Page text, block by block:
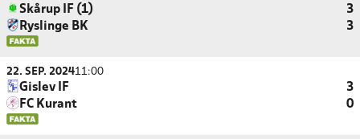
Skårup IF (1)
3
Ryslinge BK
3
22. SEP. 202411:00
Gislev IF
3
FC Kurant
0